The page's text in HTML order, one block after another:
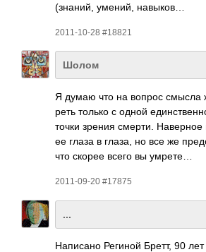
(зна­ний, умений, навыков…
2011-10-28 #18821
Шолом
Я думаю что на вопрос смысла
реть только с одной
точки зрения смерти.
ее глаза в глаза, но все же
что скорее всего вы умрете…
2011-09-20 #17875
...
Написано Региной Бретт, 90 лет